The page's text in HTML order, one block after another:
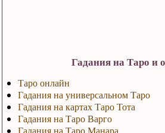
Гадания на Таро и
Таро онлайн
Гадания на универсальном Таро
Гадания на картах Таро Тота
Гадания на Таро Варго
Гадания на Таро Манара